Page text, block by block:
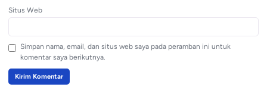
Situs Web
Simpan nama, email, dan situs web saya pada peramban ini untuk
komentar saya berikutnya.